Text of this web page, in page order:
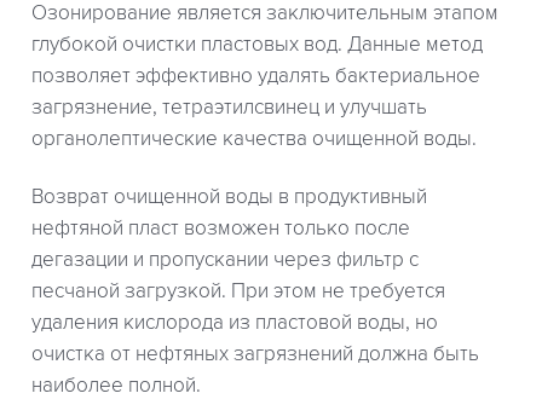
Озонирование является заключительным этапом
глубокой очистки пластовых вод. Данные метод
позволяет эффективно удалять бактериальное
загрязнение, тетраэтилсвинец и улучшать
органолептические качества очищенной воды.
Возврат очищенной воды в продуктивный
нефтяной пласт возможен только после
дегазации и пропускании через фильтр с
песчаной загрузкой. При этом не требуется
удаления кислорода из пластовой воды, но
очистка от нефтяных загрязнений должна быть
наиболее полной.